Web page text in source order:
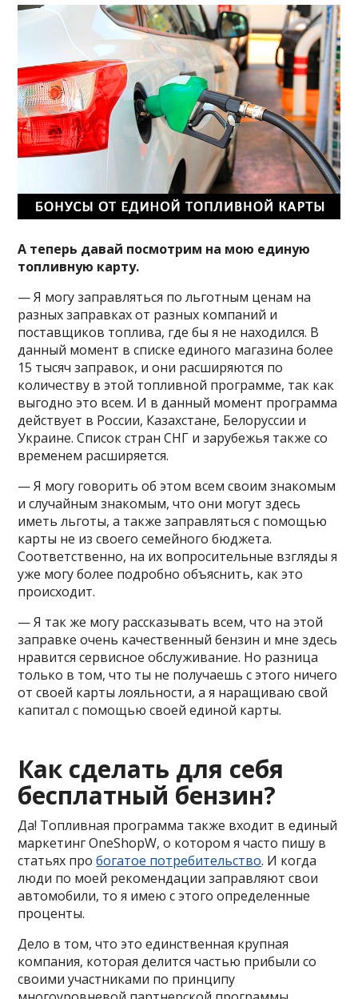
А теперь давай посмотрим на мою единую
топливную карту.
— Я могу заправляться по льготным ценам на
разных заправках от разных компаний и
поставщиков топлива, где бы я не находился. В
данный момент в списке единого магазина более
15 тысяч заправок, и они расширяются по
количеству в этой топливной программе, так как
выгодно это всем. И в данный момент программа
действует в России, Казахстане, Белоруссии и
Украине. Список стран СНГ и зарубежья также со
временем расширяется.
— Я могу говорить об этом всем своим знакомым
и случайным знакомым, что они могут здесь
иметь льготы, а также заправляться с помощью
карты не из своего семейного бюджета.
Соответственно, на их вопросительные взгляды я
уже могу более подробно объяснить, как это
происходит.
— Я так же могу рассказывать всем, что на этой
заправке очень качественный бензин и мне здесь
нравится сервисное обслуживание. Но разница
только в том, что ты не получаешь с этого ничего
от своей карты лояльности, а я наращиваю свой
капитал с помощью своей единой карты.
Как сделать для себя
бесплатный бензин?
Да! Топливная программа также входит в единый
маркетинг OneShopW, о котором я часто пишу в
статьях пробогатое потребительство. И когда
люди по моей рекомендации заправляют свои
автомобили, то я имею с этого определенные
проценты.
Дело в том, что это единственная крупная
компания, которая делится частью прибыли со
своими участниками по принципу